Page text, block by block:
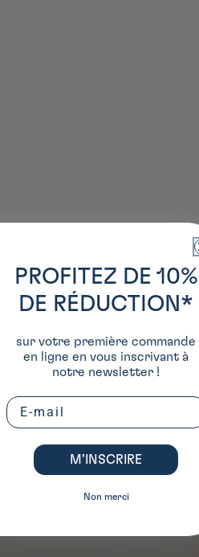
PROFITEZ DE 10%
DE RÉDUCTION*
sur votre première commande
en ligne en vous inscrivant à
notre newsletter !
Email
M’INSCRIRE
Non merci